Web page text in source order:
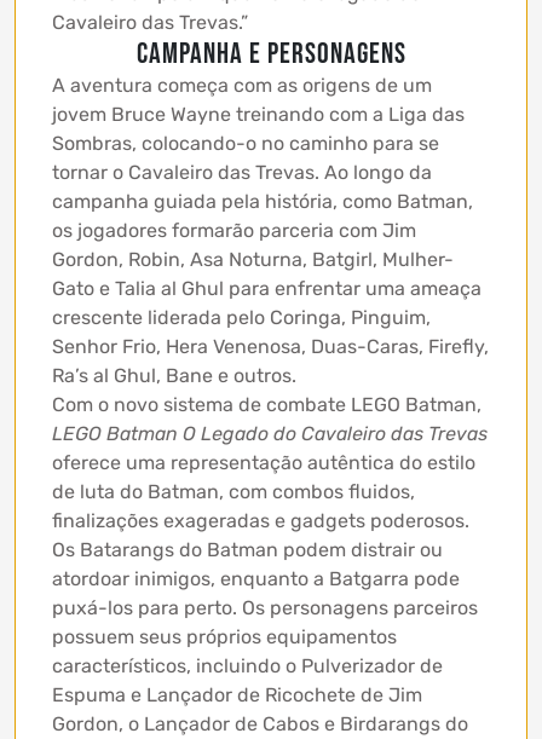
Cavaleiro das Trevas.”
Campanha e Personagens
A aventura começa com as origens de um
jovem Bruce Wayne treinando com a Liga das
Sombras, colocando-o no caminho para se
tornar o Cavaleiro das Trevas. Ao longo da
campanha guiada pela história, como Batman,
os jogadores formarão parceria com Jim
Gordon, Robin, Asa Noturna, Batgirl, Mulher-
Gato e Talia al Ghul para enfrentar uma ameaça
crescente liderada pelo Coringa, Pinguim,
Senhor Frio, Hera Venenosa, Duas-Caras, Firefly,
Ra’s al Ghul, Bane e outros.
Com o novo sistema de combate LEGO Batman,
LEGO Batman O Legado do Cavaleiro das Trevas
oferece uma representação autêntica do estilo
de luta do Batman, com combos fluidos,
finalizações exageradas e gadgets poderosos.
Os Batarangs do Batman podem distrair ou
atordoar inimigos, enquanto a Batgarra pode
puxá-los para perto. Os personagens parceiros
possuem seus próprios equipamentos
característicos, incluindo o Pulverizador de
Espuma e Lançador de Ricochete de Jim
Gordon, o Lançador de Cabos e Birdarangs do